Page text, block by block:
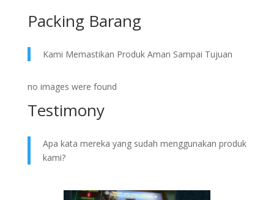
Packing Barang
Kami Memastikan Produk Aman Sampai Tujuan
no images were found
Testimony
Apa kata mereka yang sudah menggunakan produk
kami?